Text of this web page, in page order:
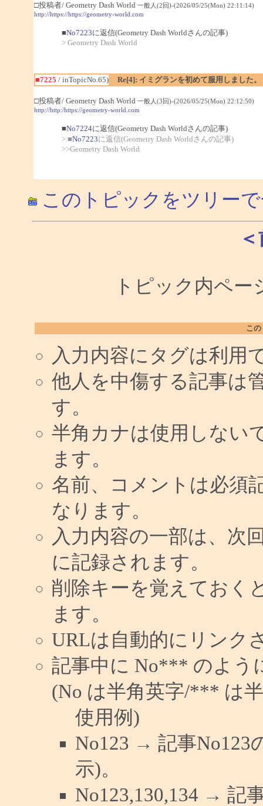
□投稿者/ Geometry Dash World 一般人(2回)-(2026/05/25(Mon) 22:11:14)
http://https://https://geometry-world.com
■No7223に返信(Geometry Dash Worldさんの記事)
> Geometry Dash World
■7225 / inTopicNo.65) Re[4]: イミグランを初めて服用しました。
□投稿者/ Geometry Dash World 一般人(3回)-(2026/05/25(Mon) 22:12:50)
http://http:/https://geometry-world.com
■No7224に返信(Geometry Dash Worldさんの記事)
> ■No7223に返信(Geometry Dash Worldさんの記事)
>>Geometry Dash World
このトピックをツリー
トピック内ペー
こ
入力内容にタグは利用
他人を中傷する記事は
す。
半角カナは使用しない
ます。
名前、コメントは必須
なります。
入力内容の一部は、次
に記録されます。
削除キーを覚えておく
ます。
URLは自動的にリンク
記事中に No*** のよう
(No は半角英字/*** は
使用例)
No123 → 記事No123
示)。
No123,130,134 → 記